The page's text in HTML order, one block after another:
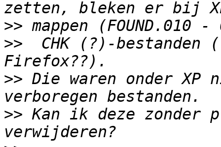
>>
>>
CHK (?)-bestanden
>> Die waren onder
>> Kan ik deze zonder